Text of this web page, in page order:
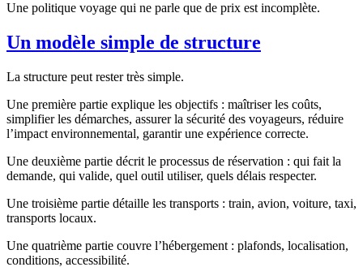
Une politique voyage qui ne parle que de prix est incomplète.
Un modèle simple de structure
La structure peut rester très simple.
Une première partie explique les objectifs : maîtriser les coûts,
simplifier les démarches, assurer la sécurité des voyageurs, réduire
l’impact environnemental, garantir une expérience correcte.
Une deuxième partie décrit le processus de réservation : qui fait la
demande, qui valide, quel outil utiliser, quels délais respecter.
Une troisième partie détaille les transports : train, avion, voiture, taxi,
transports locaux.
Une quatrième partie couvre l’hébergement : plafonds, localisation,
conditions, accessibilité.